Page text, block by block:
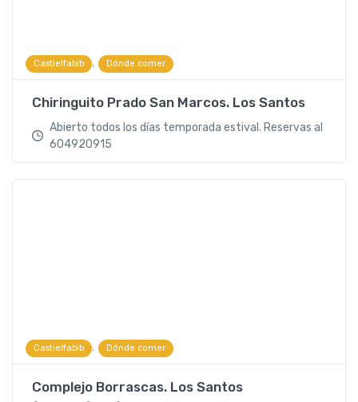
Castielfabib , Dónde comer
Chiringuito Prado San Marcos. Los Santos
Abierto todos los días temporada estival. Reservas al
604920915
Castielfabib , Dónde comer
Complejo Borrascas. Los Santos